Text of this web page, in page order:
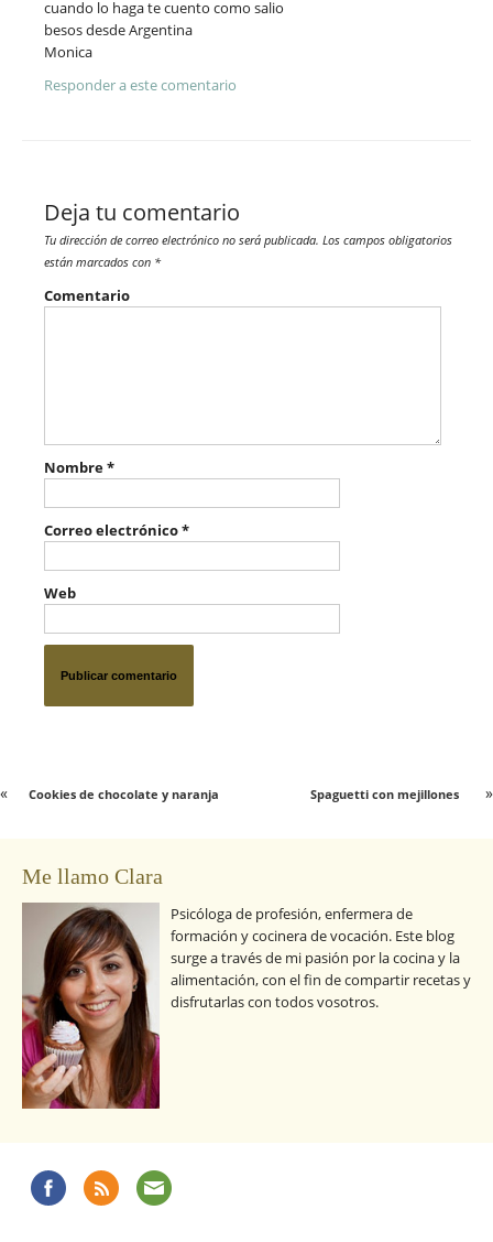
cuando lo haga te cuento como salio
besos desde Argentina
Monica
Responder a este comentario
Deja tu comentario
Tu dirección de correo electrónico no será publicada. Los campos obligatorios
están marcados con *
Comentario
Nombre*
Correo electrónico*
Web
Spaguetti con mejillones »
« Cookies de chocolate y naranja
Me llamo Clara
Psicóloga de profesión, enfermera de
formación y cocinera de vocación. Este blog
surge a través de mi pasión por la cocina y la
alimentación, con el fin de compartir recetas y
disfrutarlas con todos vosotros.